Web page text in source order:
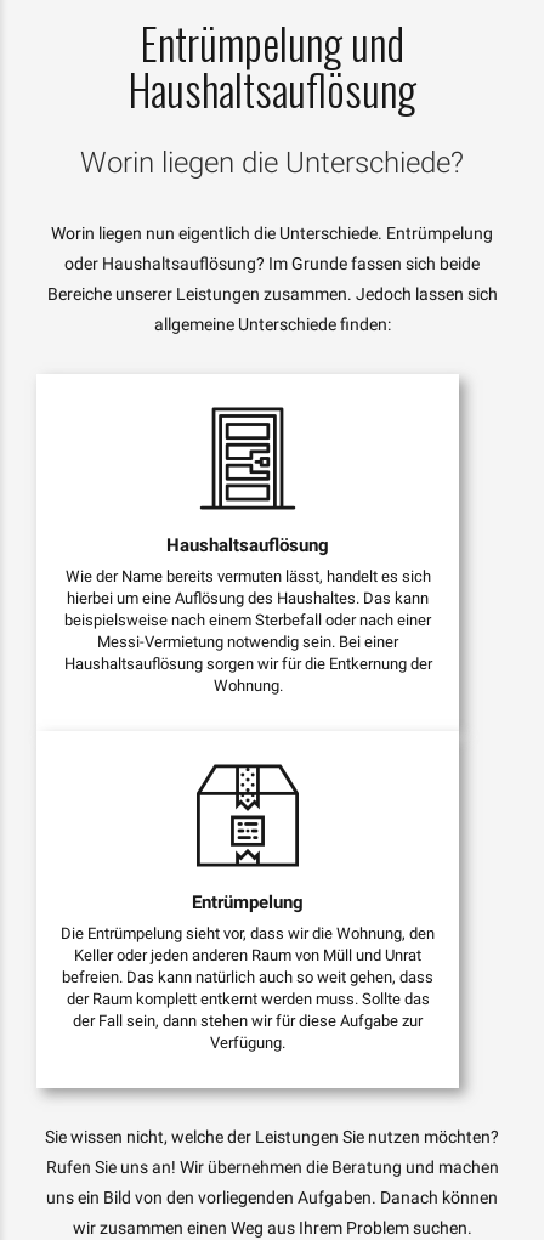
Entrümpelung und
Haushaltsauflösung
Worin liegen die Unterschiede?
Worin liegen nun eigentlich die Unterschiede. Entrümpelung
oder Haushaltsauflösung? Im Grunde fassen sich beide
Bereiche unserer Leistungen zusammen. Jedoch lassen sich
allgemeine Unterschiede finden:
Haushaltsauflösung
Wie der Name bereits vermuten lässt, handelt es sich
hierbei um eine Auflösung des Haushaltes. Das kann
beispielsweise nach einem Sterbefall oder nach einer
Messi-Vermietung notwendig sein. Bei einer
Haushaltsauflösung sorgen wir für die Entkernung der
Wohnung.
Entrümpelung
Die Entrümpelung sieht vor, dass wir die Wohnung, den
Keller oder jeden anderen Raum von Müll und Unrat
befreien. Das kann natürlich auch so weit gehen, dass
der Raum komplett entkernt werden muss. Sollte das
der Fall sein, dann stehen wir für diese Aufgabe zur
Verfügung.
Sie wissen nicht, welche der Leistungen Sie nutzen möchten?
Rufen Sie uns an! Wir übernehmen die Beratung und machen
uns ein Bild von den vorliegenden Aufgaben. Danach können
wir zusammen einen Weg aus Ihrem Problem suchen.